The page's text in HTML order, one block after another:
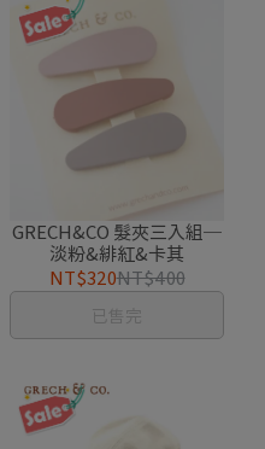
GRECH&CO 髮夾三入組─
淡粉&緋紅&卡其
NT$320NT$400
已售完